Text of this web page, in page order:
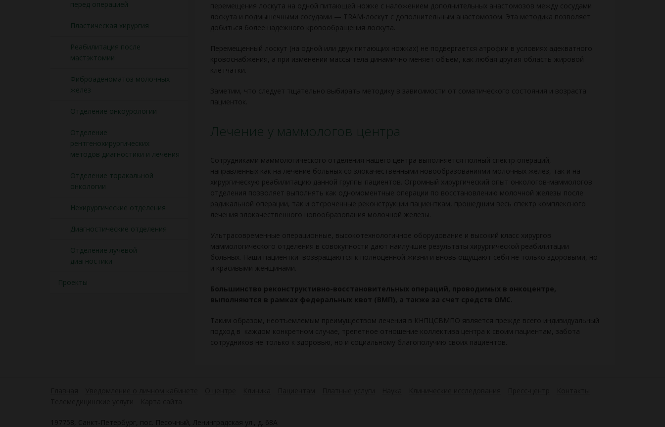
перед операцией
Пластическая хирургия
Реабилитация после
мастэктомии
Фиброаденоматоз молочных
желез
Отделение онкоурологии
Отделение
рентгенохирургических
методов диагностики и лечения
Отделение торакальной
онкологии
Нехирургические отделения
Диагностические отделения
Отделение лучевой
диагностики
Проекты
перемещения лоскута на одной питающей ножке с наложением дополнительных анастомо­зов между сосудами
лоскута и подмышечными сосудами — TRAM-лоскут с дополнительным анастомозом. Эта методика поз­воляет
добиться более надежного кровообраще­ния лоскута.
Перемещенный лоскут (на одной или двух питающих ножках) не подвергается атрофии в условиях адекватного
кровоснабжения, а при изменении массы тела ди­намично меняет объем, как любая другая область жировой
клетчатки.
Заметим, что следует тщательно выби­рать методику в зависимости от соматического со­стояния и возраста
пациенток.
Лечение у маммологов центра
Сотрудниками маммологического отделения нашего центра выполняется полный спектр операций,
направленных как на лечение больных со злокачественными новообразованиями молочных желез, так и на
хирургическую реабилитацию данной группы пациентов. Огромный хирургический опыт онкологов-маммологов
отделения позволяет выполнять как одномоментные операции по восстановлению молочной железы после
радикальной операции, так и отсроченные реконструкции пациенткам, прошедшим весь спектр комплексного
лечения злокачественного новообразования молочной железы.
Ультрасовременные операционные, высокотехнологичное оборудование и высокий класс хирургов
маммологического отделения в совокупности дают наилучшие результаты хирургической реабилитации
больных. Наши пациентки возвращаются к полноценной жизни и вновь ощущают себя не только здоровыми, но
и красивыми женщинами.
Большинство реконструктивно-восстановительных операций, проводимых в онкоцентре,
выполняются в рамках федеральных квот (ВМП), а также за счет средств ОМС.
Таким образом, неотъемлемым преимуществом лечения в КНПЦСВМПО является прежде всего индивидуальный
подход в каждом конкретном случае, трепетное отношение коллектива центра к своим пациентам, забота
сотрудников не только к здоровью, но и социальному благополучию своих пациентов.
197758, Санкт-Петербург, пос. Песочный, Ленинградская ул., д. 68А